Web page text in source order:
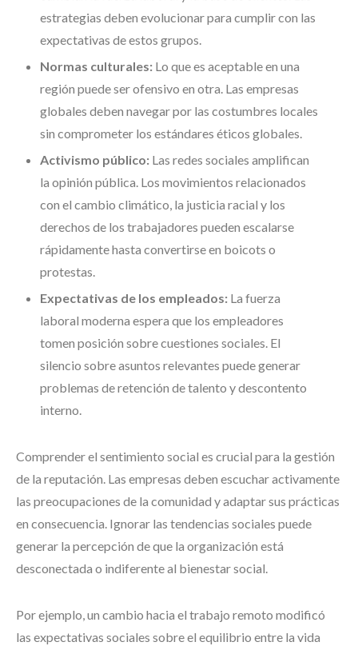
estrategias deben evolucionar para cumplir con las
expectativas de estos grupos.
Normas culturales: Lo que es aceptable en una
región puede ser ofensivo en otra. Las empresas
globales deben navegar por las costumbres locales
sin comprometer los estándares éticos globales.
Activismo público: Las redes sociales amplifican
la opinión pública. Los movimientos relacionados
con el cambio climático, la justicia racial y los
derechos de los trabajadores pueden escalarse
rápidamente hasta convertirse en boicots o
protestas.
Expectativas de los empleados: La fuerza
laboral moderna espera que los empleadores
tomen posición sobre cuestiones sociales. El
silencio sobre asuntos relevantes puede generar
problemas de retención de talento y descontento
interno.
Comprender el sentimiento social es crucial para la gestión
de la reputación. Las empresas deben escuchar activamente
las preocupaciones de la comunidad y adaptar sus prácticas
en consecuencia. Ignorar las tendencias sociales puede
generar la percepción de que la organización está
desconectada o indiferente al bienestar social.
Por ejemplo, un cambio hacia el trabajo remoto modificó
las expectativas sociales sobre el equilibrio entre la vida